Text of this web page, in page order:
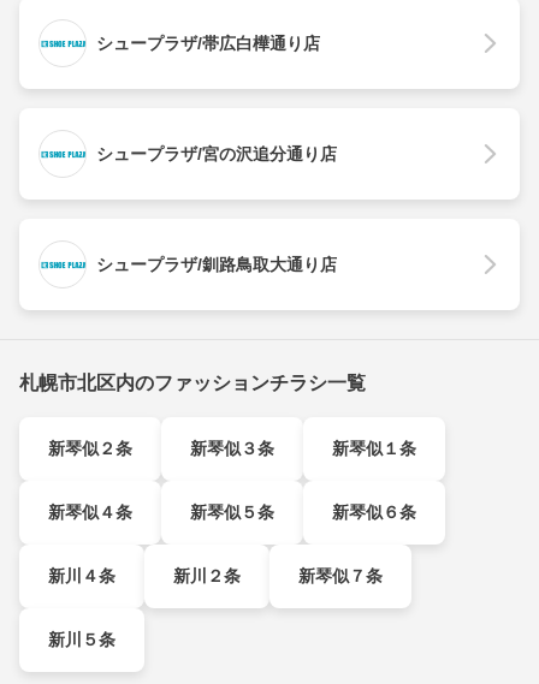
シュープラザ/帯広白樺通り店
シュープラザ/宮の沢追分通り店
シュープラザ/釧路鳥取大通り店
札幌市北区内のファッションチラシ一覧
新琴似２条 新琴似３条 新琴似１条
新琴似４条 新琴似５条 新琴似６条
新川４条 新川２条 新琴似７条
新川５条